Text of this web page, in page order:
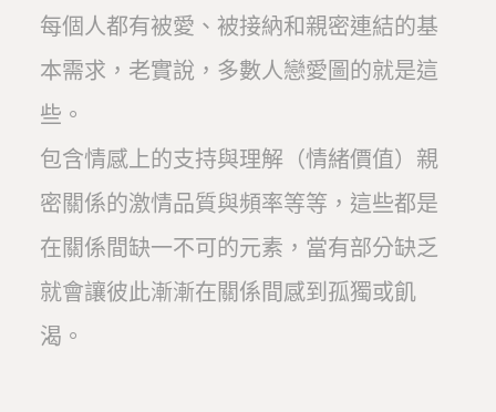
每個人都有被愛、被接納和親密連結的基
本需求，老實說，多數人戀愛圖的就是這
些。
包含情感上的支持與理解（情緒價值）親
密關係的激情品質與頻率等等，這些都是
在關係間缺一不可的元素，當有部分缺乏
就會讓彼此漸漸在關係間感到孤獨或飢
渴。